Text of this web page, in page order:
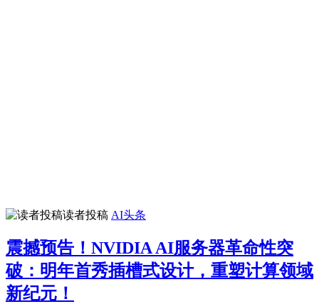
读者投稿 AI头条
震撼预告！NVIDIA AI服务器革命性突
破：明年首秀插槽式设计，重塑计算领域
新纪元！